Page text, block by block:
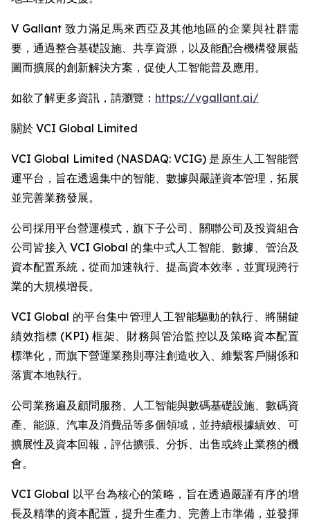
V Gallant 致力滿足馬來西亞及其他地區的企業與社群需
要，通過整合基礎設施、共享資源，以及能配合機構發展藍
圖而擴展的創新解決方案，促使人工智能普及應用。
如欲了解更多資訊，請瀏覽： https://vgallant.ai/
關於 VCI Global Limited
VCI Global Limited (NASDAQ: VCIG) 是原生人工智能營
運平台，旨在透過集中的智能、數據與嚴謹資本管理，拓展
並完善業務發展。
公司採用平台營運模式，旗下子公司、關聯公司及投資組合
公司皆接入 VCI Global 的集中式人工智能、數據、管治及
資本配置系統，從而加速執行、提高資本效率，並實現跨行
業的大規模增長。
VCI Global 的平台集中管理人工智能驅動的執行、將關鍵
績效指標 (KPI) 框架、財務與管治監控以及策略資本配置
標準化，而旗下營運業務則專注創造收入、維繫客戶關係和
落實本地執行。
公司業務遍及顧問服務、人工智能與數碼基礎設施、數碼資
產、能源、汽車及消費品等多個領域，並持續根據績效、可
擴展性及資本回報，評估擴張、分拆、出售或終止業務的機
會。
VCI Global 以平台為核心的策略，旨在透過嚴謹有序的增
長及精準的資本配置，提升生產力、完善上市準備，並發揮